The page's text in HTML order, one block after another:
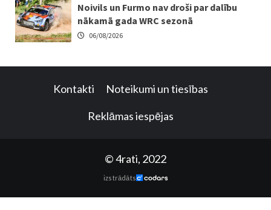
Noivils un Furmo nav droši par dalību
nākamā gada WRC sezonā
06/08/2026
Kontakti Noteikumi un tiesības
Reklāmas iespējas
© 4rati, 2022
izstrādāts